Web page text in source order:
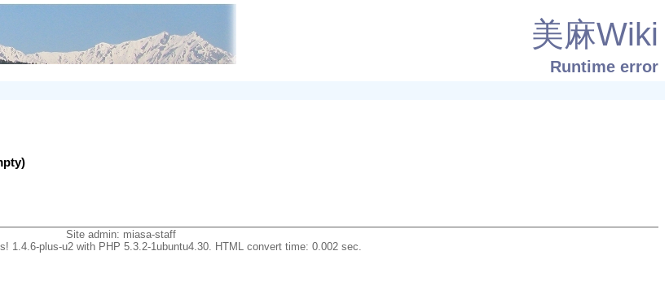
美麻Wiki
Runtime error
Site admin: miasa-staff
1.4.6-plus-u2 with PHP 5.3.2-1ubuntu4.30. HTML convert time: 0.002 sec.